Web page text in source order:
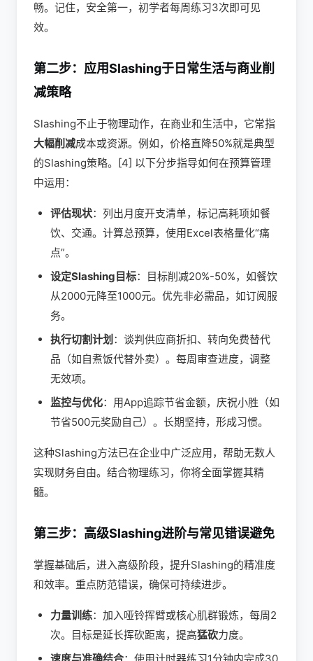
畅。记住，安全第一，初学者每周练习3次即可见
效。
第二步：应用Slashing于日常生活与商业削
减策略
Slashing不止于物理动作，在商业和生活中，它常指
大幅削减成本或资源。例如，价格直降50%就是典型
的Slashing策略。[4] 以下分步指导如何在预算管理
中运用：
评估现状：列出月度开支清单，标记高耗项如餐
饮、交通。计算总预算，使用Excel表格量化“痛
点”。
设定Slashing目标：目标削减20%-50%，如餐饮
从2000元降至1000元。优先非必需品，如订阅服
务。
执行切割计划 ：谈判供应商折扣、转向免费替代
品（如自煮饭代替外卖）。每周审查进度，调整
无效项。
监控与优化：用App追踪节省金额，庆祝小胜（如
节省500元奖励自己）。长期坚持，形成习惯。
这种Slashing方法已在企业中广泛应用，帮助无数人
实现财务自由。结合物理练习，你将全面掌握其精
髓。
第三步：高级Slashing进阶与常见错误避免
掌握基础后，进入高级阶段，提升Slashing的精准度
和效率。重点防范错误，确保可持续进步。
力量训练：加入哑铃挥臂或核心肌群锻炼，每周2
次。目标是延长挥砍距离，提高猛砍力度。